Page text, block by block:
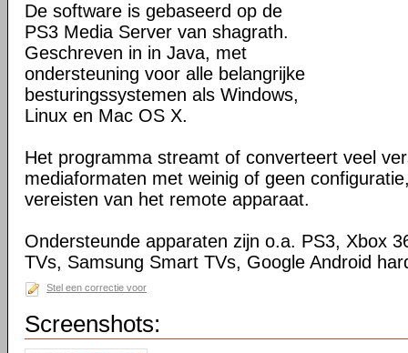
De software is gebaseerd op de
PS3 Media Server van shagrath.
Geschreven in in Java, met
ondersteuning voor alle belangrijke
besturingssystemen als Windows,
Linux en Mac OS X.
Het programma streamt of converteert veel
mediaformaten met weinig of geen
vereisten van het remote apparaat.
Ondersteunde apparaten zijn o.a. PS3, Xbox
TVs, Samsung Smart TVs, Google Android
Stel een correctie voor
Screenshots: